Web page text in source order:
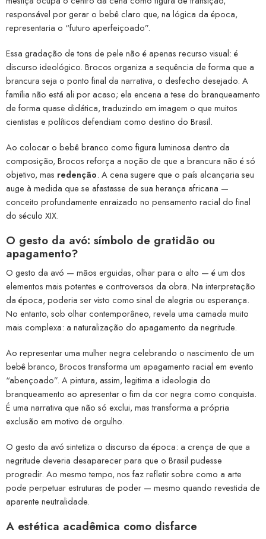
responsável por gerar o bebê claro que, na lógica da época,
representaria o “futuro aperfeiçoado”.
Essa gradação de tons de pele não é apenas recurso visual: é
discurso ideológico. Brocos organiza a sequência de forma que a
brancura seja o ponto final da narrativa, o desfecho desejado. A
família não está ali por acaso; ela encena a tese do branqueamento
de forma quase didática, traduzindo em imagem o que muitos
cientistas e políticos defendiam como destino do Brasil.
Ao colocar o bebê branco como figura luminosa dentro da
composição, Brocos reforça a noção de que a brancura não é só
objetivo, mas redenção. A cena sugere que o país alcançaria seu
auge à medida que se afastasse de sua herança africana —
conceito profundamente enraizado no pensamento racial do final
do século XIX.
O gesto da avó: símbolo de gratidão ou
apagamento?
O gesto da avó — mãos erguidas, olhar para o alto — é um dos
elementos mais potentes e controversos da obra. Na interpretação
da época, poderia ser visto como sinal de alegria ou esperança.
No entanto, sob olhar contemporâneo, revela uma camada muito
mais complexa: a naturalização do apagamento da negritude.
Ao representar uma mulher negra celebrando o nascimento de um
bebê branco, Brocos transforma um apagamento racial em evento
“abençoado”. A pintura, assim, legitima a ideologia do
branqueamento ao apresentar o fim da cor negra como conquista.
É uma narrativa que não só exclui, mas transforma a própria
exclusão em motivo de orgulho.
O gesto da avó sintetiza o discurso da época: a crença de que a
negritude deveria desaparecer para que o Brasil pudesse
progredir. Ao mesmo tempo, nos faz refletir sobre como a arte
pode perpetuar estruturas de poder — mesmo quando revestida de
aparente neutralidade.
A estética acadêmica como disfarce